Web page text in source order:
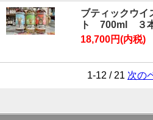
ブティックウ
ト 700ml ３
18,700円(内税)
1-12 / 21 次の